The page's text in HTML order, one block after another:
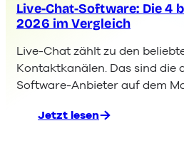
Live-Chat-Software: Die 4
2026 im Vergleich
Live-Chat zählt zu den
Kontaktkanälen. Das sind die
Software-Anbieter auf dem
Jetzt lesen
: